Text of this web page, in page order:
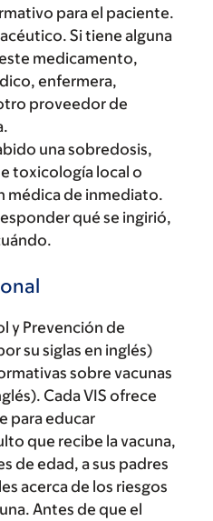
para el paciente.
Si tiene alguna
medicamento,
enfermera,
proveedor de
una sobredosis,
toxicología local o
médica de inmediato.
qué se ingirió,
y Prevención de
su siglas en inglés)
sobre vacunas
Cada VIS ofrece
para educar
que recibe la vacuna,
de edad, a sus padres
acerca de los riesgos
Antes de que el